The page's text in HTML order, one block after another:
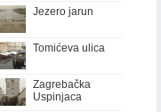
Jezero jarun
Tomićeva ulica
Zagrebačka
Uspinjaca